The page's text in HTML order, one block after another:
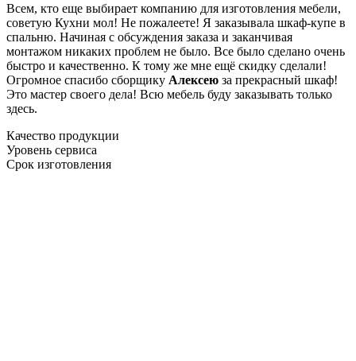
Всем, кто еще выбирает компанию для изготовления мебели,
советую Кухни мол! Не пожалеете! Я заказывала шкаф-купе в
спальню. Начиная с обсуждения заказа и заканчивая
монтажом никаких проблем не было. Все было сделано очень
быстро и качественно. К тому же мне ещё скидку сделали!
Огромное спасибо сборщику Алексею за прекрасный шкаф!
Это мастер своего дела! Всю мебель буду заказывать только
здесь.
Качество продукции
Уровень сервиса
Срок изготовления